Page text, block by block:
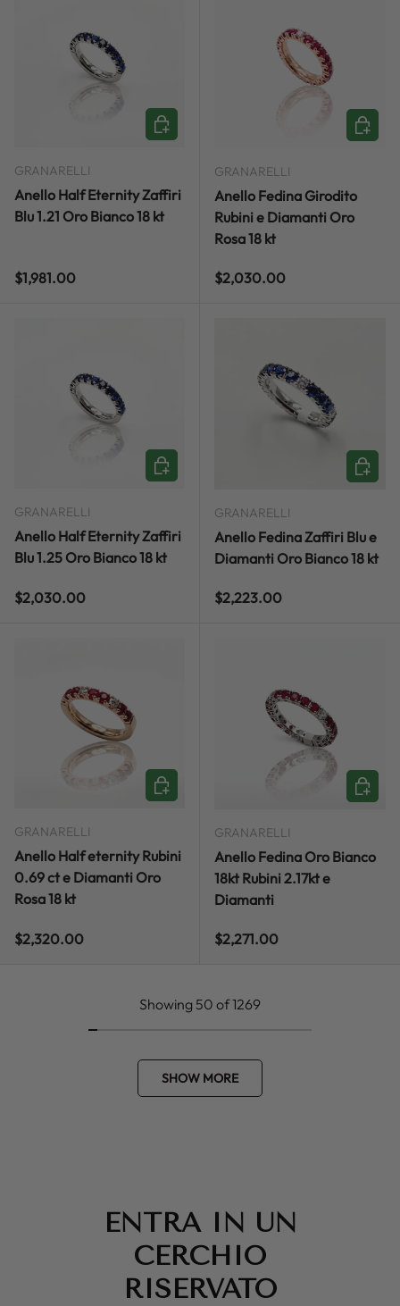
GRANARELLI
Anello Half Eternity Zaffiri
Blu 1.21 Oro Bianco 18 kt
Regular price
$1,981.00
ADD TO CART
GRANARELLI
Anello Fedina Girodito
Rubini e Diamanti Oro
Rosa 18 kt
Regular price
$2,030.00
ADD
GRANARELLI
Anello Half Eternity Zaffiri
Blu 1.25 Oro Bianco 18 kt
Regular price
$2,030.00
ADD TO CART
GRANARELLI
Anello Fedina Zaffiri Blu e
Diamanti Oro Bianco 18 kt
Regular price
$2,223.00
ADD
GRANARELLI
Anello Half eternity Rubini
0.69 ct e Diamanti Oro
Rosa 18 kt
Regular price
$2,320.00
ADD TO CART
GRANARELLI
Anello Fedina Oro Bianco
18kt Rubini 2.17kt e
Diamanti
Regular price
$2,271.00
ADD
Showing 50 of 1269
SHOW MORE
ENTRA IN UN
CERCHIO
RISERVATO